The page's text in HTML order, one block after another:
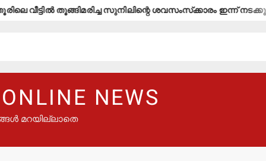
തൂങ്ങിമരിച്ച സുനിലിന്റെ ശവസംസ്‌ക്കാരം ഇന്ന് നടക്കും
NEWS
മറയില്ലാതെ